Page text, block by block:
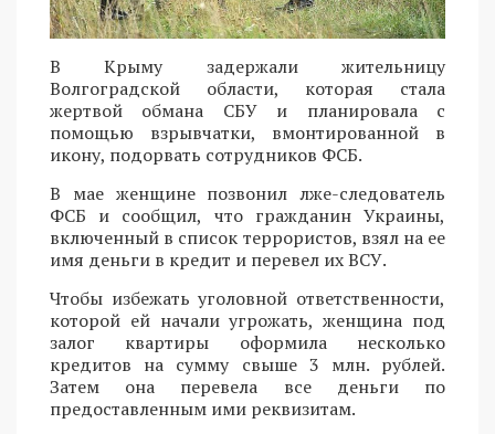
В Крыму задержали жительницу
Волгоградской области, которая стала
жертвой обмана СБУ и планировала с
помощью взрывчатки, вмонтированной в
икону, подорвать сотрудников ФСБ.
В мае женщине позвонил лже-следователь
ФСБ и сообщил, что гражданин Украины,
включенный в список террористов, взял на ее
имя деньги в кредит и перевел их ВСУ.
Чтобы избежать уголовной ответственности,
которой ей начали угрожать, женщина под
залог квартиры оформила несколько
кредитов на сумму свыше 3 млн. рублей.
Затем она перевела все деньги по
предоставленным ими реквизитам.